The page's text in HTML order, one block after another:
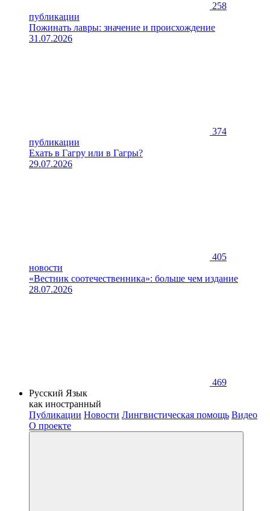
258
публикации
Пожинать лавры: значение и происхождение
31.07.2026
374
публикации
Ехать в Гагру или в Гагры?
29.07.2026
405
новости
«Вестник соотечественника»: больше чем издание
28.07.2026
469
Русский Язык
как иностранный
Публикации Новости Лингвистическая помощь Видео
О проекте